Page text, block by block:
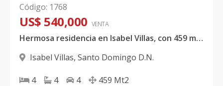
Código: 1768
US$ 540,000 VENTA
Hermosa residencia en Isabel Villas, con 459 mts² de construcción
Isabel Villas, Santo Domingo D.N.
4 4 4 459 Mt2